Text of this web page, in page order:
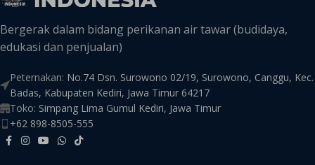
Bergerak dalam bidang perikanan air tawar (budidaya,
edukasi dan penjualan)
Peternakan: No.74 Dsn. Surowono 02/19, Surowono, Canggu, Kec.
Badas, Kabupaten Kediri, Jawa Timur 64217
Toko: Simpang Lima Gumul Kediri, Jawa Timur
+62 898-8505-555